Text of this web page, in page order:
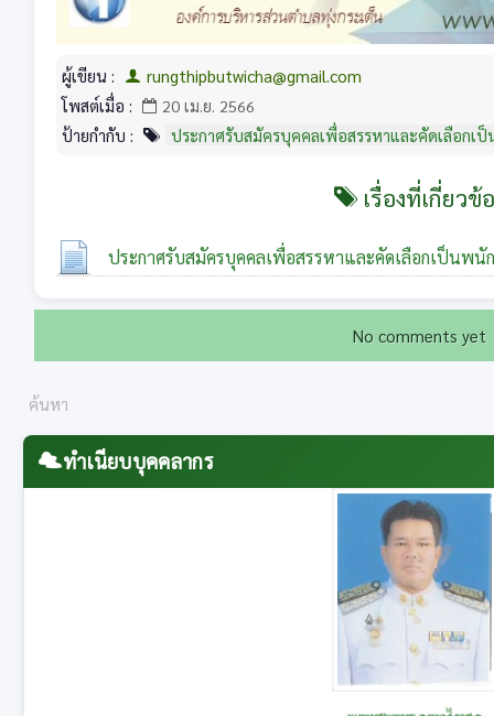
ผู้เขียน :
rungthipbutwicha@gmail.com
โพสต์เมื่อ :
20 เม.ย. 2566
ป้ายกำกับ : ประกาศรับสมัครบุคคลเพื่อสรรหาและคัดเลือกเ
เรื่องที่เกี่ยวข้
ประกาศรับสมัครบุคคลเพื่อสรรหาและคัดเลือกเป็นพนั
No comments yet
ทำเนียบบุคคลากร